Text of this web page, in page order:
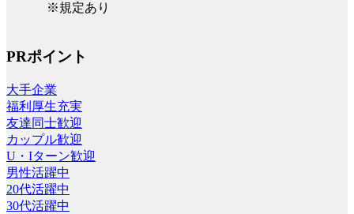
※規定あり
PRポイント
大手企業
福利厚生充実
友達同士歓迎
カップル歓迎
U・Iターン歓迎
男性活躍中
20代活躍中
30代活躍中